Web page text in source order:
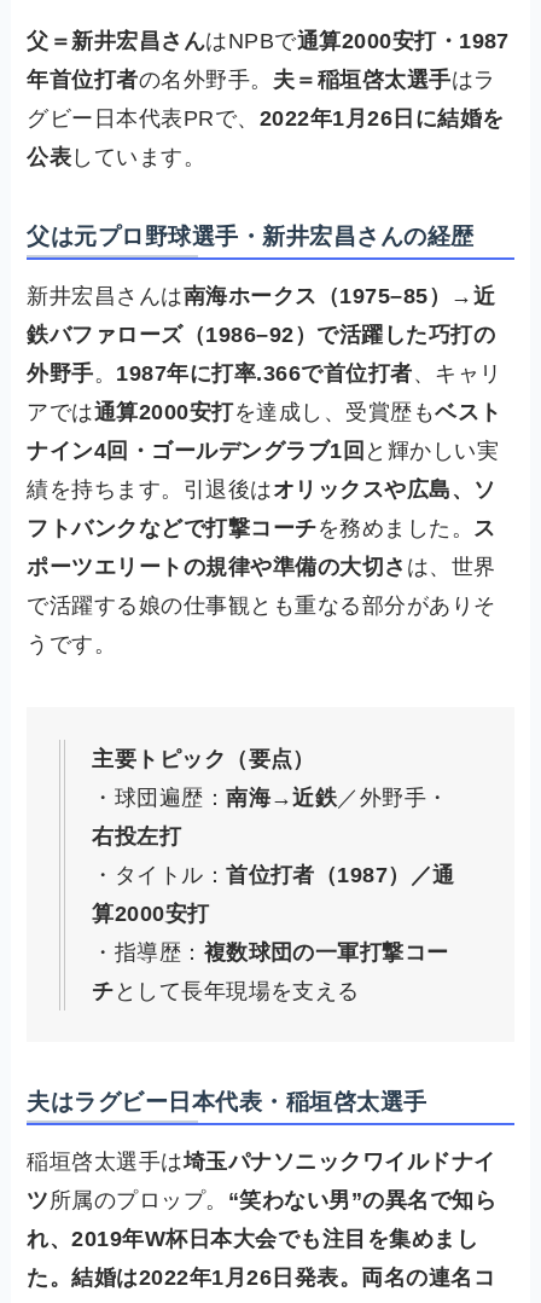
父＝新井宏昌さんはNPBで通算2000安打・1987
年首位打者の名外野手。 夫＝稲垣啓太選手はラ
グビー日本代表PRで、 2022年1月26日に結婚を
公表 しています。
父は元プロ野球選手・新井宏昌さんの経歴
新井宏昌さんは南海ホークス（1975–85）→近
鉄バファローズ（1986–92）で活躍した巧打の
外野手。 1987年に打率.366で首位打者、キャリ
アでは通算2000安打を達成し、受賞歴もベスト
ナイン4回・ゴールデングラブ1回 と輝かしい実
績を持ちます。引退後はオリックスや広島、ソ
フトバンクなどで打撃コーチを務めました。 ス
ポーツエリートの規律や準備の大切さ は、世界
で活躍する娘の仕事観とも重なる部分がありそ
うです。
主要トピック（要点）
・球団遍歴：南海→近鉄 ／外野手・
右投左打
・タイトル：首位打者（1987）／通
算2000安打
・指導歴： 複数球団の一軍打撃コー
チ として長年現場を支える
夫はラグビー日本代表・稲垣啓太選手
稲垣啓太選手は埼玉パナソニックワイルドナイ
ツ所属のプロップ。 “笑わない男”の異名で知ら
れ、2019年W杯日本大会でも注目を集めまし
た。結婚は2022年1月26日発表。両名の連名コ